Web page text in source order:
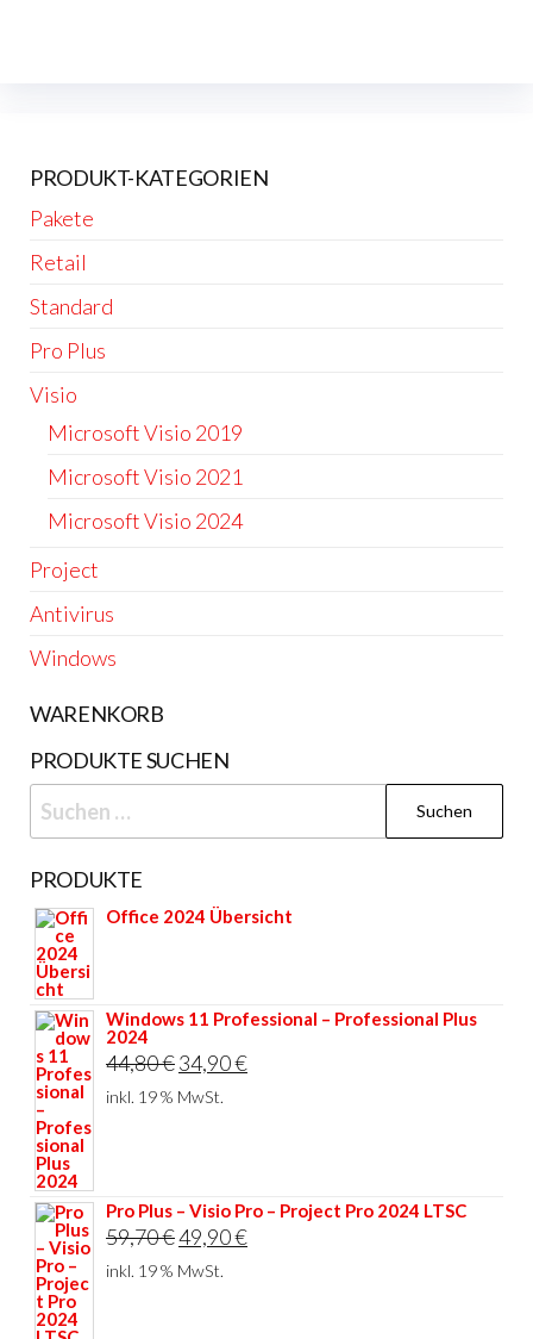
PRODUKT-KATEGORIEN
Pakete
Retail
Standard
Pro Plus
Visio
Microsoft Visio 2019
Microsoft Visio 2021
Microsoft Visio 2024
Project
Antivirus
Windows
WARENKORB
PRODUKTE SUCHEN
Suchen
nach:
PRODUKTE
Office 2024 Übersicht
Windows 11 Professional – Professional Plus
2024
44,80€Ursprünglicher
Preis
34,90€Aktueller
inkl. 19 % MwSt.
Pro Plus – Visio Pro – Project Pro 2024 LTSC
59,70€Ursprünglicher
Preis
49,90€Aktueller
inkl. 19 % MwSt.